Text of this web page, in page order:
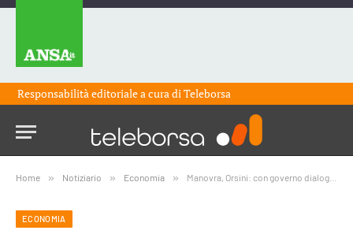
Responsabilità editoriale a cura diTeleborsa
Home » Notiziario » Economia » Manovra, Orsini: con governo dialogo aperto, bene taglio cuneo fiscale
ECONOMIA